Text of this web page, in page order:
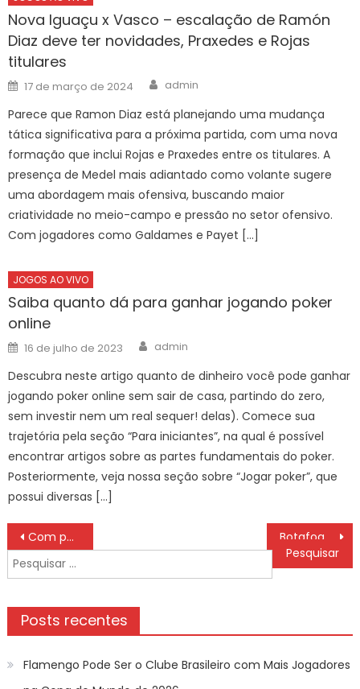
Nova Iguaçu x Vasco – escalação de Ramón
Diaz deve ter novidades, Praxedes e Rojas
titulares
Posted
on
17 de março de 2024 Author
admin
Parece que Ramon Diaz está planejando uma mudança
tática significativa para a próxima partida, com uma nova
formação que inclui Rojas e Praxedes entre os titulares. A
presença de Medel mais adiantado como volante sugere
uma abordagem mais ofensiva, buscando maior
criatividade no meio-campo e pressão no setor ofensivo.
Com jogadores como Galdames e Payet […]
JOGOS AO VIVO
Saiba quanto dá para ganhar jogando poker
online
Posted
on
16 de julho de 2023 Author
admin
Descubra neste artigo quanto de dinheiro você pode ganhar
jogando poker online sem sair de casa, partindo do zero,
sem investir nem um real sequer! delas). Comece sua
trajetória pela seção “Para iniciantes”, na qual é possível
encontrar artigos sobre as partes fundamentais do poker.
Posteriormente, veja nossa seção sobre “Jogar poker”, que
possui diversas […]
Navegação
de
Post
Com paredão do Botafogo e artilheiro viking, veja a Seleção FI da 17ª rodada do Brasileirão
Pesquisar
por:
Posts recentes
Flamengo Pode Ser o Clube Brasileiro com Mais Jogadores